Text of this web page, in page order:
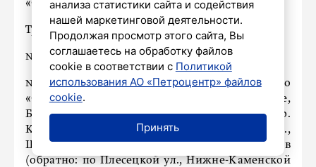
«Станция метро «Выборгская».
Троллейбусы следуют –
№40: движение закрыто;
№50: от конечной станции «Станция метро
«Старая Деревня» по Торфяной дороге,
Богатырскому пр., Коломяжскому пр., пр.
Королева, ул. Уточкина, Комендантскому пр.,
Шуваловскому пр., пр. Авиаконструкторов
(обратно: по Плесецкой ул., Нижне-Каменской
анализа статистики сайта и содействия
нашей маркетинговой деятельности.
Продолжая просмотр этого сайта, Вы
соглашаетесь на обработку файлов
cookie в соответствии с Политикой
использования АО «Петроцентр» файлов
cookie.
Принять